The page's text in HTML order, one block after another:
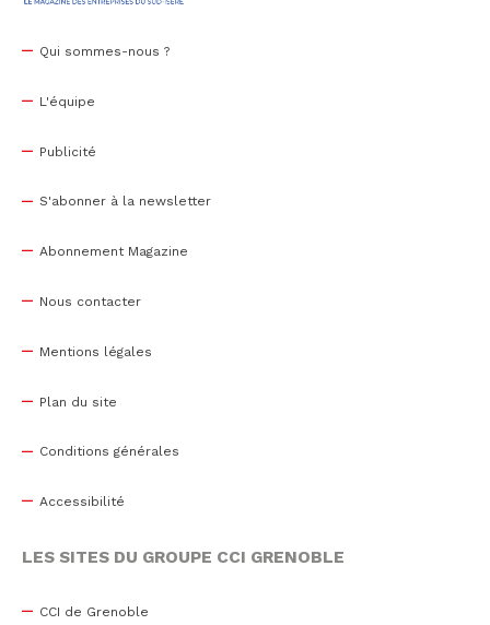
Qui sommes-nous ?
L'équipe
Publicité
S'abonner à la newsletter
Abonnement Magazine
Nous contacter
Mentions légales
Plan du site
Conditions générales
Accessibilité
LES SITES DU GROUPE CCI GRENOBLE
CCI de Grenoble